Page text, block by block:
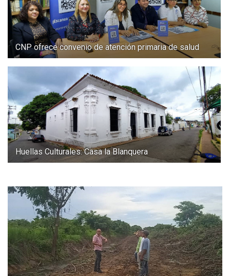
CNP ofrece convenio de atención primaria de salud
Huellas Culturales: Casa la Blanquera